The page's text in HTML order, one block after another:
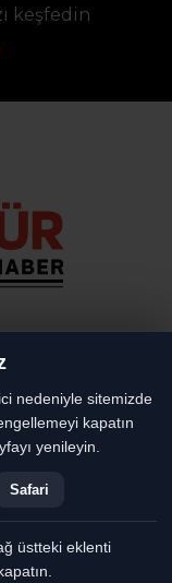
keşfedin
nedeniyle sitemizde
kapatın
yenileyin.
Safari
üstteki eklenti